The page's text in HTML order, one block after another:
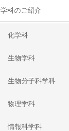
学科のご紹介
化学科
生物学科
生物分子科学科
物理学科
情報科学科